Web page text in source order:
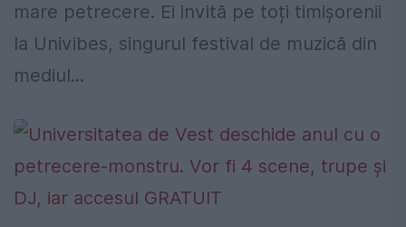
mare petrecere. Ei invită pe toți timișorenii
la Univibes, singurul festival de muzică din
mediul...